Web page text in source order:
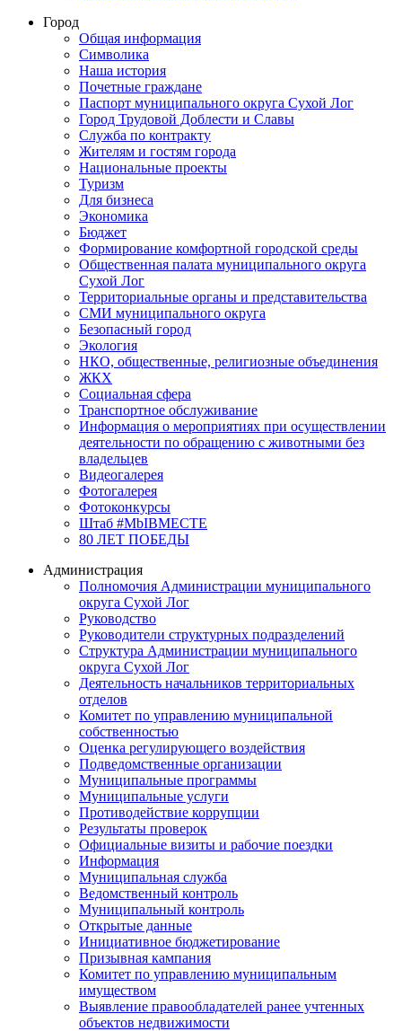
Город
Общая информация
Символика
Наша история
Почетные граждане
Паспорт муниципального округа Сухой Лог
Город Трудовой Доблести и Славы
Служба по контракту
Жителям и гостям города
Национальные проекты
Туризм
Для бизнеса
Экономика
Бюджет
Формирование комфортной городской среды
Общественная палата муниципального округа
Сухой Лог
Территориальные органы и представительства
СМИ муниципального округа
Безопасный город
Экология
НКО, общественные, религиозные объединения
ЖКХ
Социальная сфера
Транспортное обслуживание
Информация о мероприятиях при осуществлении
деятельности по обращению с животными без
владельцев
Видеогалерея
Фотогалерея
Фотоконкурсы
Штаб #MbIBMECTE
80 ЛЕТ ПОБЕДЫ
Администрация
Полномочия Администрации муниципального
округа Сухой Лог
Руководство
Руководители структурных подразделений
Структура Администрации муниципального
округа Сухой Лог
Деятельность начальников территориальных
отделов
Комитет по управлению муниципальной
собственностью
Оценка регулирующего воздействия
Подведомственные организации
Муниципальные программы
Муниципальные услуги
Противодействие коррупции
Результаты проверок
Официальные визиты и рабочие поездки
Информация
Муниципальная служба
Ведомственный контроль
Муниципальный контроль
Открытые данные
Инициативное бюджетирование
Призывная кампания
Комитет по управлению муниципальным
имуществом
Выявление правообладателей ранее учтенных
объектов недвижимости